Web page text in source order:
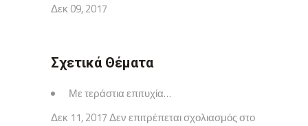
Δεκ 09, 2017
Σχετικά Θέματα
Με τεράστια επιτυχία…
Δεκ 11, 2017 Δεν επιτρέπεται σχολιασμός στο